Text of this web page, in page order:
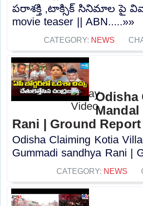
పరాశక్తి ,టాక్సిక్ సినిమాల పై
movie teaser || ABN.....»»
CATEGORY: NEWS
Odisha
Mandal
Rani | Ground Report
Odisha Claiming Kotia
Gummadi sandhya Rani |
CATEGORY: NEWS